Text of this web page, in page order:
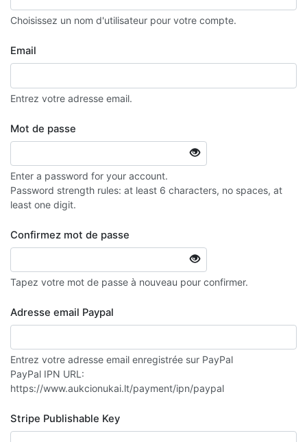
Choisissez un nom d'utilisateur pour votre compte.
Email
Entrez votre adresse email.
Mot de passe
Enter a password for your account.
Password strength rules: at least 6 characters, no spaces, at
least one digit.
Confirmez mot de passe
Tapez votre mot de passe à nouveau pour confirmer.
Adresse email Paypal
Entrez votre adresse email enregistrée sur PayPal
PayPal IPN URL:
https://www.aukcionukai.lt/payment/ipn/paypal
Stripe Publishable Key